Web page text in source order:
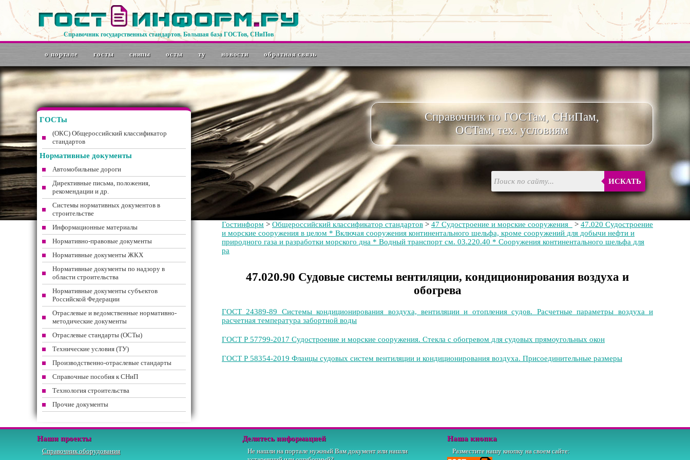
Справочник государственных стандартов. Большая база ГОСТов, СНиПов
о портале госты снипы осты ту новости обратная связь
Справочник по ГОСТам, СНиПам,
ОСТам, тех. условиям
ИСКАТЬ
Гостинформ > Общероссийский классификатор стандартов > 47 Судостроение и морские сооружения > 47.020 Судостроение
и морские сооружения в целом * Включая сооружения континентального шельфа, кроме сооружений для добычи нефти и
природного газа и разработки морского дна * Водный транспорт см. 03.220.40 * Сооружения континентального шельфа для
ра
47.020.90 Судовые системы вентиляции, кондиционирования воздуха и
обогрева
ГОСТ 24389-89 Системы кондиционирования воздуха, вентиляции и отопления судов. Расчетные параметры воздуха и
расчетная температура забортной воды
ГОСТ Р 57799-2017 Судостроение и морские сооружения. Стекла с обогревом для судовых прямоугольных окон
ГОСТ Р 58354-2019 Фланцы судовых систем вентиляции и кондиционирования воздуха. Присоединительные размеры
ГОСТы
(ОКС) Общероссийский классификатор
стандартов
Нормативные документы
Автомобильные дороги
Директивные письма, положения,
рекомендации и др.
Системы нормативных документов в
строительстве
Информационные материалы
Нормативно-правовые документы
Нормативные документы ЖКХ
Нормативные документы по надзору в
области строительства
Нормативные документы субъектов
Российской Федерации
Отраслевые и ведомственные нормативно-
методические документы
Отраслевые стандарты (ОСТы)
Технические условия (ТУ)
Производственно-отраслевые стандарты
Справочные пособия к СНиП
Технология строительства
Прочие документы
Наши проекты
Справочник оборудования
Делитесь информацией
Не нашли на портале нужный Вам документ или нашли
Наша кнопка
Разместите нашу кнопку на своем сайте: